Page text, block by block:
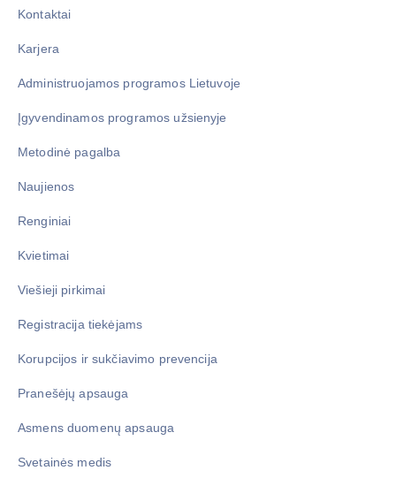
Kontaktai
Karjera
Administruojamos programos Lietuvoje
Įgyvendinamos programos užsienyje
Metodinė pagalba
Naujienos
Renginiai
Kvietimai
Viešieji pirkimai
Registracija tiekėjams
Korupcijos ir sukčiavimo prevencija
Pranešėjų apsauga
Asmens duomenų apsauga
Svetainės medis